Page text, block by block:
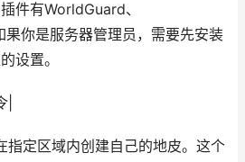
件有WorldGuard、
你是服务器管理员，需要先安装
设置。
|
指定区域内创建自己的地皮。这个